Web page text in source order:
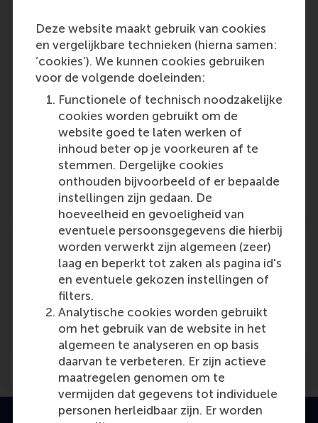
Deze website maakt gebruik van cookies
en vergelijkbare technieken (hierna samen:
‘cookies’). We kunnen cookies gebruiken
voor de volgende doeleinden:
Functionele of technisch noodzakelijke
cookies worden gebruikt om de
website goed te laten werken of
inhoud beter op je voorkeuren af te
stemmen. Dergelijke cookies
onthouden bijvoorbeeld of er bepaalde
instellingen zijn gedaan. De
hoeveelheid en gevoeligheid van
eventuele persoonsgegevens die hierbij
worden verwerkt zijn algemeen (zeer)
laag en beperkt tot zaken als pagina id's
en eventuele gekozen instellingen of
filters.
Analytische cookies worden gebruikt
om het gebruik van de website in het
algemeen te analyseren en op basis
daarvan te verbeteren. Er zijn actieve
maatregelen genomen om te
vermijden dat gegevens tot individuele
personen herleidbaar zijn. Er worden
Participants
Stefano
Role: Faculty
Reference type: Featured
Bart
Role: Faculty
Reference type: Featured
Stijn
Role: Faculty
Reference type: Featured
Media Outlets
POS Kompakt (Unknown)